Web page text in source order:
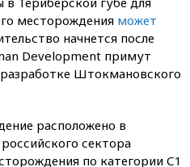
месторождения может
начнется после
Development примут
Штокмановского
расположено в
сектора
по категории С1